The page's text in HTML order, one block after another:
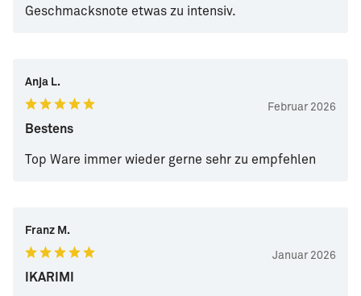
Geschmacksnote etwas zu intensiv.
Anja L.
Februar 2026
Bestens
Top Ware immer wieder gerne sehr zu empfehlen
Franz M.
Januar 2026
IKARIMI